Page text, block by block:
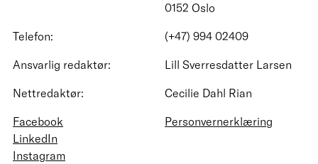
0152 Oslo
Telefon:
(+47) 994 02409
Ansvarlig redaktør:
Lill Sverresdatter Larsen
Nettredaktør:
Cecilie Dahl Rian
Facebook
LinkedIn
Instagram
Personvernerklæring